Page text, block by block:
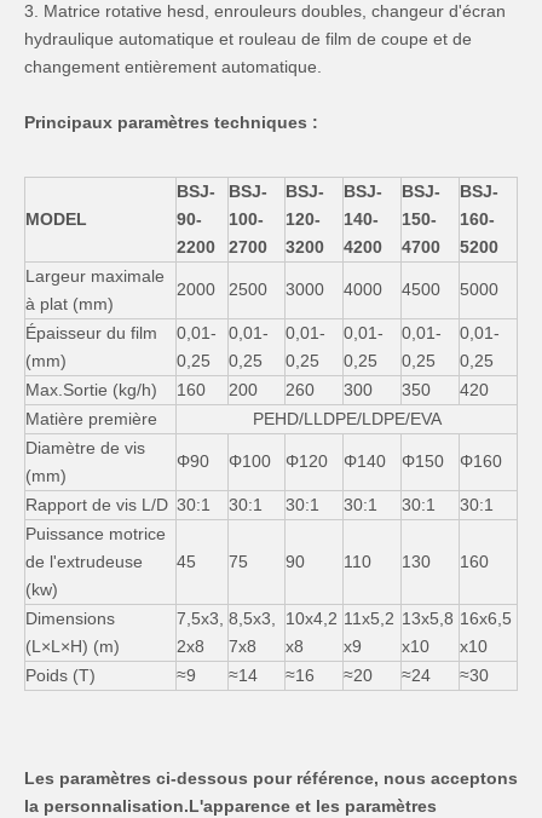
3. Matrice rotative hesd, enrouleurs doubles, changeur d'écran
hydraulique automatique et rouleau de film de coupe et de
changement entièrement automatique.
Principaux paramètres techniques :
MODEL
BSJ-
90-
2200
BSJ-
100-
2700
BSJ-
120-
3200
BSJ-
140-
4200
BSJ-
150-
4700
BSJ-
160-
5200
Largeur maximale
à plat (mm)
2000 2500 3000 4000 4500 5000
Épaisseur du film
(mm)
0,01-
0,25
0,01-
0,25
0,01-
0,25
0,01-
0,25
0,01-
0,25
0,01-
0,25
Max.Sortie (kg/h)
160 200 260 300 350
420
Matière première
PEHD/LLDPE/LDPE/EVA
Diamètre de vis
(mm)
Φ90 Φ100 Φ120 Φ140 Φ150 Φ160
Rapport de vis L/D 30:1 30:1 30:1 30:1 30:1
30:1
Puissance motrice
de l'extrudeuse
(kw)
45 75 90 110 130 160
Dimensions
(L×L×H) (m)
7,5x3,
2x8
8,5x3,
7x8
10x4,2
x8
11x5,2
x9
13x5,8
x10
16x6,5
x10
Poids (T)
≈9 ≈14 ≈16 ≈20 ≈24 ≈30
Les paramètres ci-dessous pour référence, nous acceptons
la personnalisation.L'apparence et les paramètres